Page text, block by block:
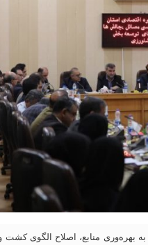
به بهره‌وری منابع، اصلاح الگوی